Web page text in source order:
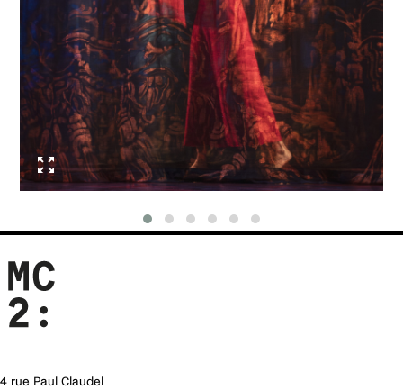
Régie lumière
Grégory Vanheulle
Régie son et bruitages
Guillaume Duguet
Direction de production et coordination
Frank Piquard
Sarah Bosquillon, Jérémy Kaeser, Julie Viala
Régie générale chaufferie
Antoine Cherix
Accessoires
Construction
indépendante, subventionnée par le ministère de
la Culture (DRAC Île-de-France), la région Île-de-
France, le département de la Seine-Saint-Denis
ainsi que la ville de Saint-Denis, où elle est
implantée.
4 rue Paul Claudel